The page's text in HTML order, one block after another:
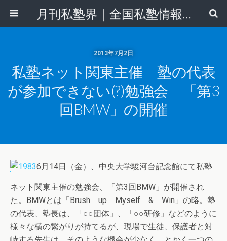
月刊私塾界｜全国私塾情報センター
2013年7月2日
私塾ネット関東主催 塾の代表
が参加できない(?)勉強会 「第3
回BMW」の開催
6月14日（金）、中央大学駿河台記念館にて私塾
ネット関東主催の勉強会、「第3回BMW」が開催され
た。BMWとは「Brush up Myself & Win」の略。塾
の代表、塾長は、「○○団体」、「○○研修」などのように
様々な横の繋がりが持てるが、現場で生徒、保護者と対